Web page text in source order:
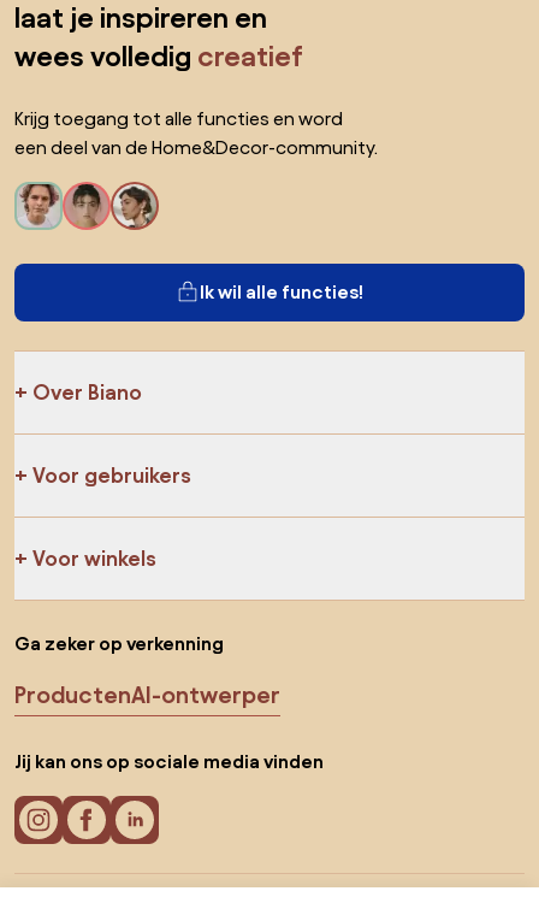
laat je inspireren en
wees volledig creatief
Krijg toegang tot alle functies en word
een deel van de Home&Decor-community.
Ik wil alle functies!
Over Biano
Voor gebruikers
Voor winkels
Ga zeker op verkenning
ProductenAI-ontwerper
Jij kan ons op sociale media vinden